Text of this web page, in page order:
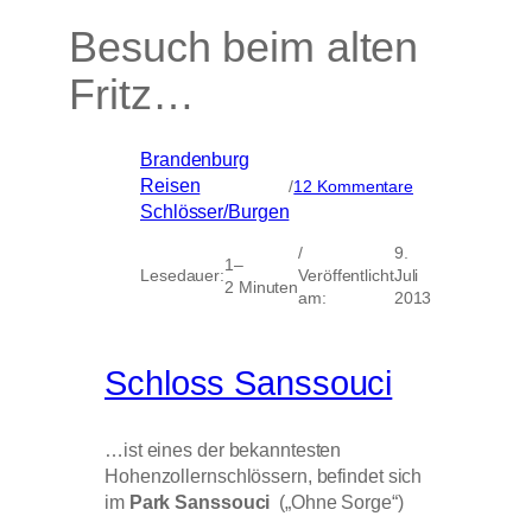
Besuch beim alten
Fritz…
Brandenburg
Reisen
Schlösser/Burgen
/12 Kommentarezu
Fritz…
Lesedauer:
1–
2 Minuten
/
Veröffentlicht
am:
9.
Juli
2013
Schloss Sanssouci
…ist eines der bekanntesten
Hohenzollernschlössern, befindet sich
im Park Sanssouci („Ohne Sorge“)